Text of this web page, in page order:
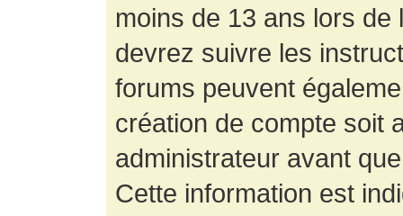
moins de 13 ans lors de
devrez suivre les
forums peuvent
création de compte soit
administrateur avant
Cette information est